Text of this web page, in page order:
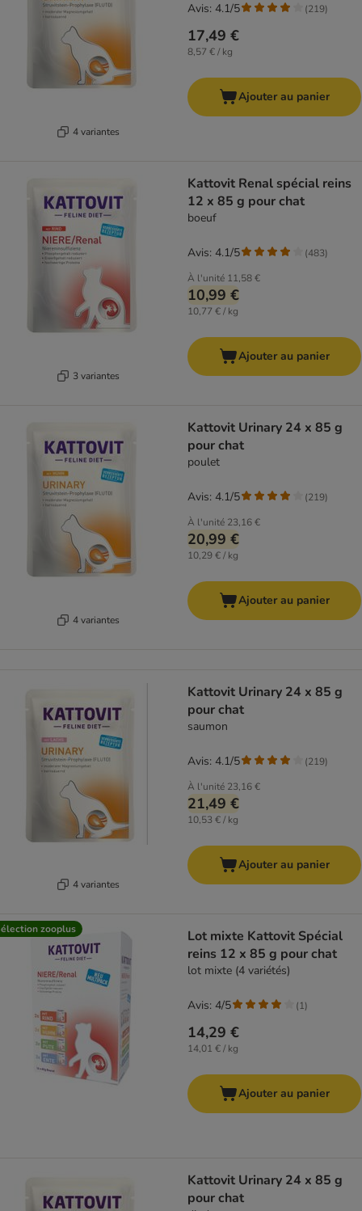
4 variantes
17,49 €
8,57 € / kg
Avis: 4.1/5 (219)
Ajouter au panier
3 variantes
Kattovit Renal spécial reins
12 x 85 g pour chat
boeuf
À l'unité 11,58 €
10,99 €
10,77 € / kg
Avis: 4.1/5 (483)
Ajouter au panier
4 variantes
Kattovit Urinary 24 x 85 g
pour chat
poulet
À l'unité 23,16 €
20,99 €
10,29 € / kg
Avis: 4.1/5 (219)
Ajouter au panier
4 variantes
Kattovit Urinary 24 x 85 g
pour chat
saumon
À l'unité 23,16 €
21,49 €
10,53 € / kg
Avis: 4.1/5 (219)
Ajouter au panier
zooplus
Lot mixte Kattovit Spécial
reins 12 x 85 g pour chat
lot mixte (4 variétés)
14,29 €
14,01 € / kg
Avis: 4/5 (1)
Ajouter au panier
Kattovit Urinary 24 x 85 g
pour chat